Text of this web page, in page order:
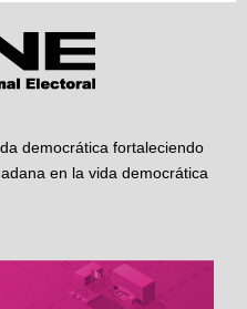
democrática fortaleciendo
en la vida democrática